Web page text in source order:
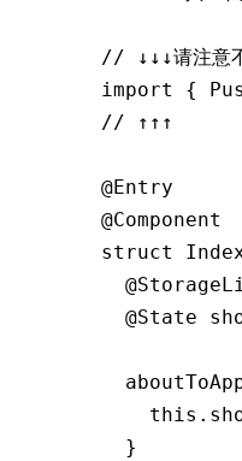
// ↓↓↓请注意
import
{
// ↑↑↑
@Entry
@Component
struct
  @
@State
    this
  }